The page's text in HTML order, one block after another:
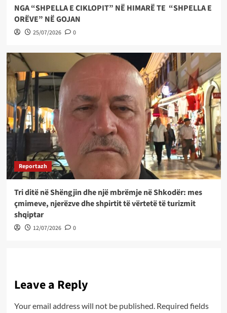
NGA “SHPELLA E CIKLOPIT” NË HIMARË TE “SHPELLA E
ORËVE” NË GOJAN
25/07/2026 0
Reportazh
Tri ditë në Shëngjin dhe një mbrëmje në Shkodër: mes
çmimeve, njerëzve dhe shpirtit të vërtetë të turizmit
shqiptar
12/07/2026 0
Leave a Reply
Your email address will not be published. Required fields